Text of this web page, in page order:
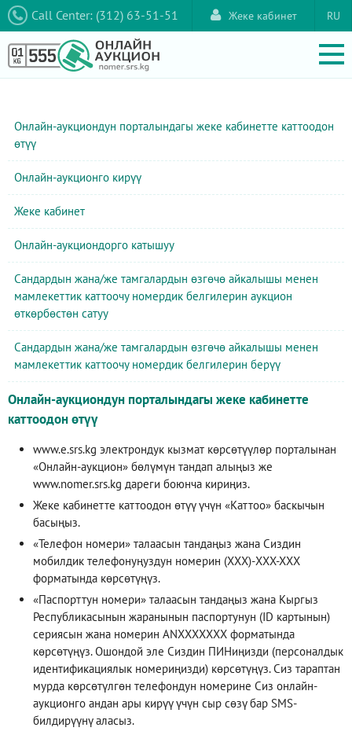
Call Center: (312) 63-51-51 RU
Жеке кабинет
Онлайн-аукциондун порталындагы жеке кабинетте каттоодон
өтүү
Онлайн-аукционго кирүү
Жеке кабинет
Онлайн-аукциондорго катышуу
Сандардын жана/же тамгалардын өзгөчө айкалышы менен
мамлекеттик каттоочу номердик белгилерин аукцион
өткөрбөстөн сатуу
Сандардын жана/же тамгалардын өзгөчө айкалышы менен
мамлекеттик каттоочу номердик белгилерин берүү
Онлайн-аукциондун порталындагы жеке кабинетте
каттоодон өтүү
www.e.srs.kg электрондук кызмат көрсөтүүлөр порталынан
«Онлайн-аукцион» бөлүмүн тандап алыңыз же
www.nomer.srs.kg дареги боюнча кириңиз.
Жеке кабинетте каттоодон өтүү үчүн «Каттоо» баскычын
басыңыз.
«Телефон номери» талаасын тандаңыз жана Сиздин
мобилдик телефонуңуздун номерин (XXX)-XXX-XXX
форматында көрсөтүңүз.
«Паспорттун номери» талаасын тандаңыз жана Кыргыз
Республикасынын жаранынын паспортунун (ID картынын)
сериясын жана номерин ANXXXXXXX форматында
көрсөтүңүз. Ошондой эле Сиздин ПИНиңизди (персоналдык
идентификациялык номериңизди) көрсөтүңүз. Сиз тараптан
мурда көрсөтүлгөн телефондун номерине Сиз онлайн-
аукционго андан ары кирүү үчүн сыр сөзү бар SMS-
билдирүүнү аласыз.